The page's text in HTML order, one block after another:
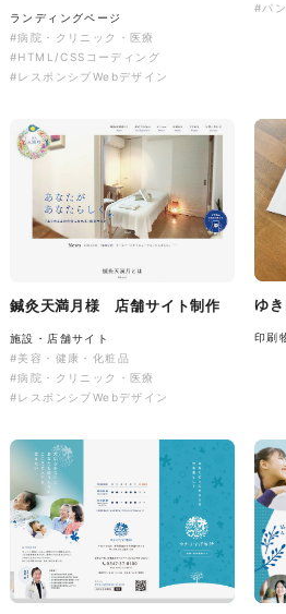
#イラスト
#エコ・環境
株式会社バスコフーズ様
FRUITFRUIT SNACK パッケ
#パッケージデザイン
#グラフィックデザイン
ランディングページ
#病院・クリニック・医療
#HTML/CSSコーディング
#レスポンシブWebデザイン
#パ
鍼灸天満月様 店舗サイト制作
施設・店舗サイト
#美容・健康・化粧品
#病院・クリニック・医療
#レスポンシブWebデザイン
ゆ
印刷